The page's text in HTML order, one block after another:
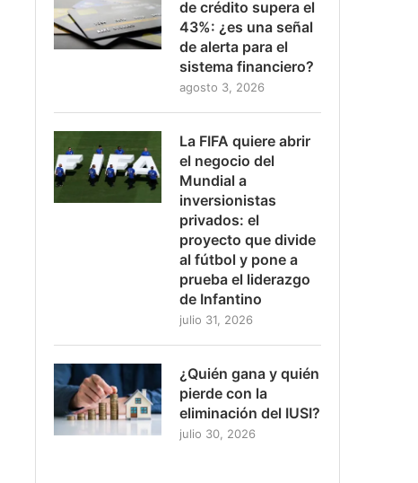
de crédito supera el
43%: ¿es una señal
de alerta para el
sistema financiero?
agosto 3, 2026
La FIFA quiere abrir
el negocio del
Mundial a
inversionistas
privados: el
proyecto que divide
al fútbol y pone a
prueba el liderazgo
de Infantino
julio 31, 2026
¿Quién gana y quién
pierde con la
eliminación del IUSI?
julio 30, 2026